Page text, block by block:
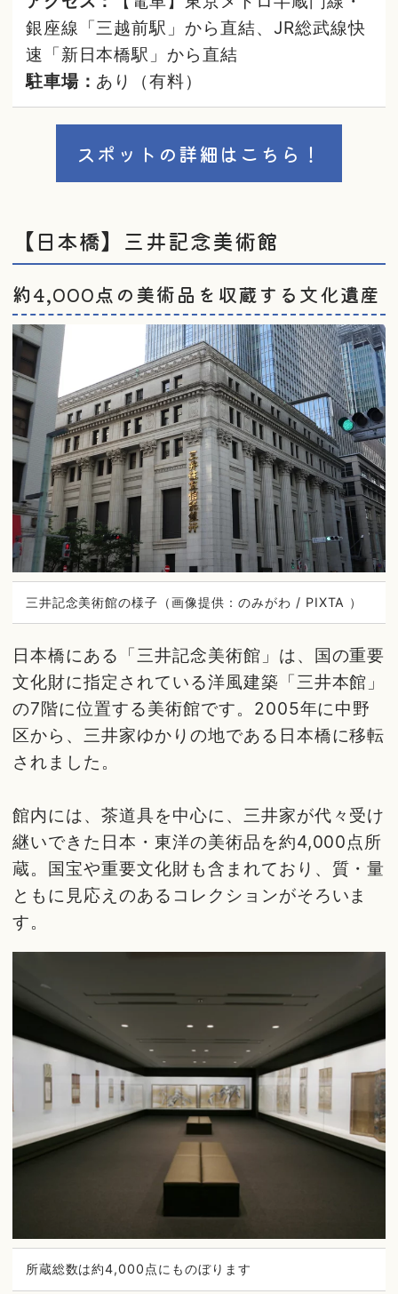
銀座線「三越前駅」から直結、JR総武線快
速「新日本橋駅」から直結
駐車場： あり（有料）
スポットの詳細はこちら！
【日本橋】三井記念美術館
約4,000点の美術品を収蔵する文化遺産
三井記念美術館の様子（画像提供：のみがわ / PIXTA ）
日本橋にある「三井記念美術館」は、国の重要
文化財に指定されている洋風建築「三井本館」
の7階に位置する美術館です。2005年に中野
区から、三井家ゆかりの地である日本橋に移転
されました。
館内には、茶道具を中心に、三井家が代々受け
継いできた日本・東洋の美術品を約4,000点所
蔵。国宝や重要文化財も含まれており、質・量
ともに見応えのあるコレクションがそろいま
す。
所蔵総数は約4,000点にものぼります